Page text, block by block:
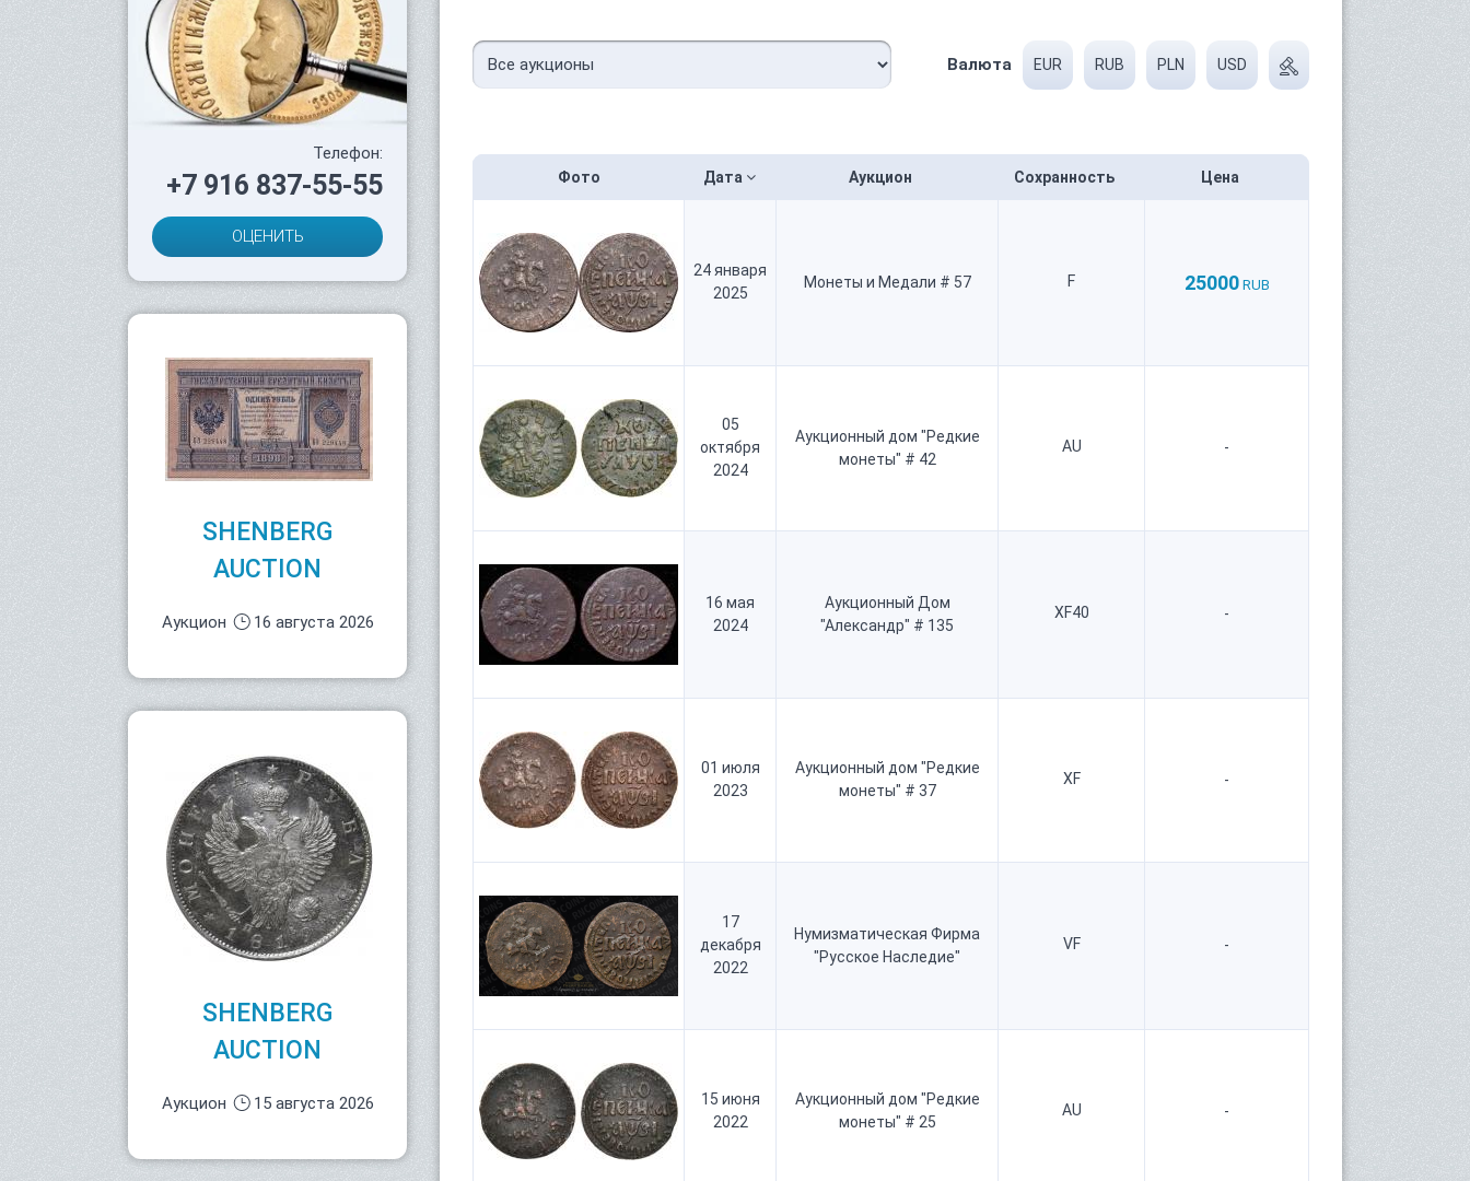
Телефон:
+7 916 837-55-55
ОЦЕНИТЬ
SHENBERG
AUCTION
Аукцион 16 августа 2026
SHENBERG
AUCTION
Аукцион 15 августа 2026
Валюта EUR RUB PLN USD
Фото Дата Аукцион Сохранность Цена
24 января
2025
Монеты и Медали # 57 F 25000 RUB
05
октября
2024
Аукционный дом "Редкие
монеты" # 42
AU -
16 мая
2024
Аукционный Дом
"Александр" # 135
XF40 -
01 июля
2023
Аукционный дом "Редкие
монеты" # 37
XF -
17
декабря
2022
Нумизматическая Фирма
"Русское Наследие"
VF -
15 июня
2022
Аукционный дом "Редкие
монеты" # 25
AU -